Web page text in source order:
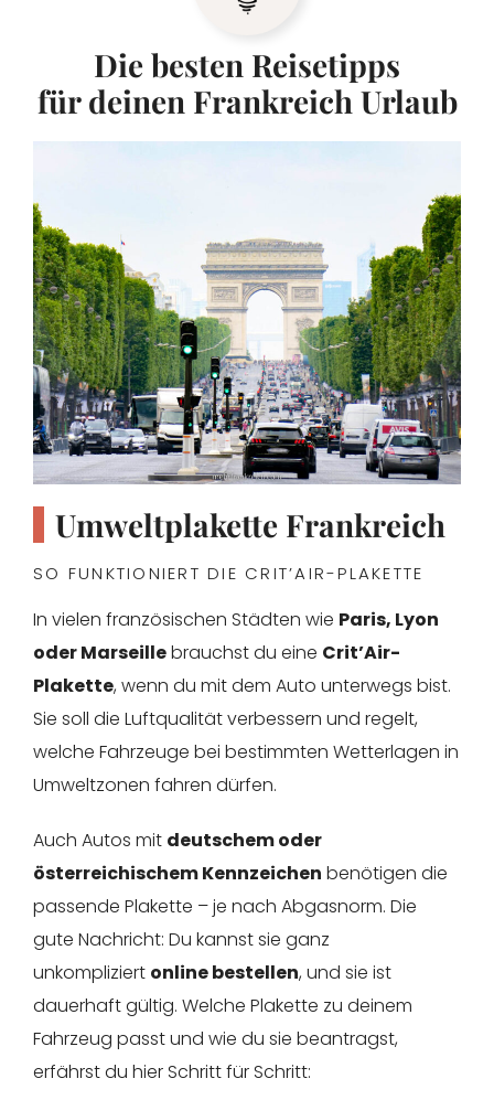
Die besten Reisetipps
für deinen Frankreich Urlaub
Umweltplakette Frankreich
SO FUNKTIONIERT DIE CRIT’AIR-PLAKETTE
In vielen französischen Städten wie Paris, Lyon
oder Marseillebrauchst du eine Crit’Air-
Plakette, wenn du mit dem Auto unterwegs bist.
Sie soll die Luftqualität verbessern und regelt,
welche Fahrzeuge bei bestimmten Wetterlagen in
Umweltzonen fahren dürfen.
Auch Autos mit deutschem oder
österreichischem Kennzeichen benötigen die
passende Plakette – je nach Abgasnorm. Die
gute Nachricht: Du kannst sie ganz
unkompliziert online bestellen, und sie ist
dauerhaft gültig. Welche Plakette zu deinem
Fahrzeug passt und wie du sie beantragst,
erfährst du hier Schritt für Schritt: